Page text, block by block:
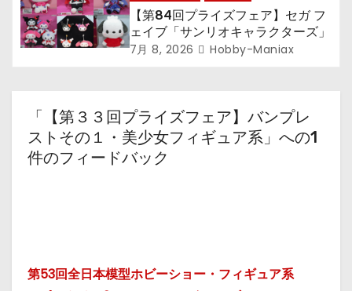
【第84回プライズフェア】セガ フ
ェイブ「サンリオキャラクターズ」
7月 8, 2026 Hobby-Maniax
「【第３３回プライズフェア】バンプレ
ストその１・美少女フィギュア系」への1
件のフィードバック
第53回全日本模型ホビーショー・フィギュア系